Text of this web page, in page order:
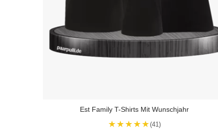
Est Family T-Shirts Mit Wunschjahr
★★★★★(41)